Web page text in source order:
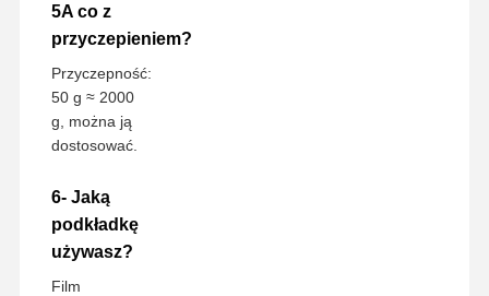
5A co z
przyczepieniem?
Przyczepność:
50 g ≈ 2000
g, można ją
dostosować.
6- Jaką
podkładkę
używasz?
Film